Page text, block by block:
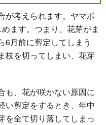
が考えられます。ヤマボ
ます。つまり、花芽がま
6月前に剪定してしまう
枝を切ってしまい、花芽
も、花が咲かない原因に
い剪定をするとき、年中
を全て切り落してしまっ